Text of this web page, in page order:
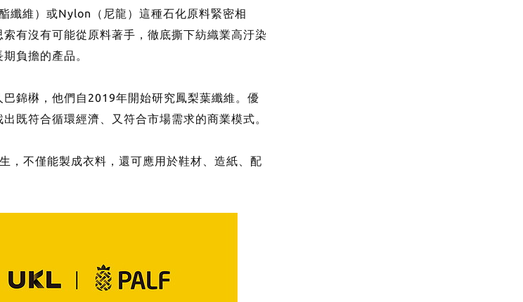
纖維）或Nylon（尼龍）這種石化原料緊密相
有沒有可能從原料著手，徹底撕下紡織業高汙染
負擔的產品。
錦楙，他們自2019年開始研究鳳梨葉纖維。優
既符合循環經濟、又符合市場需求的商業模式。
，不僅能製成衣料，還可應用於鞋材、造紙、配